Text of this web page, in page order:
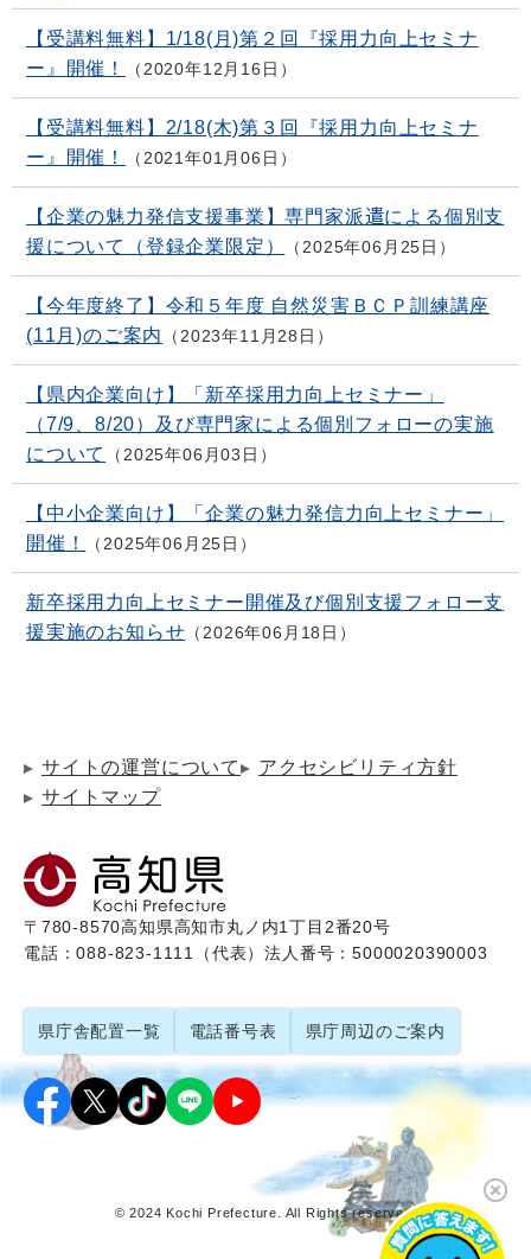
【受講料無料】1/18(月)第２回『採用力向上セミナ
ー』開催！
2020年12月16日
【受講料無料】2/18(木)第３回『採用力向上セミナ
ー』開催！
2021年01月06日
【企業の魅力発信支援事業】専門家派遣による個別支
援について（登録企業限定）
2025年06月25日
【今年度終了】令和５年度 自然災害ＢＣＰ訓練講座
(11月)のご案内
2023年11月28日
【県内企業向け】「新卒採用力向上セミナー」
（7/9、8/20）及び専門家による個別フォローの実施
について
2025年06月03日
【中小企業向け】「企業の魅力発信力向上セミナー」
開催！
2025年06月25日
新卒採用力向上セミナー開催及び個別支援フォロー支
援実施のお知らせ
2026年06月18日
サイトの運営について
アクセシビリティ方針
サイトマップ
〒780-8570高知県高知市丸ノ内1丁目2番20号
電話：088-823-1111（代表）法人番号：5000020390003
県庁舎配置一覧 電話番号表 県庁周辺のご案内
© 2024 Kochi Prefecture. All Rights reserved.